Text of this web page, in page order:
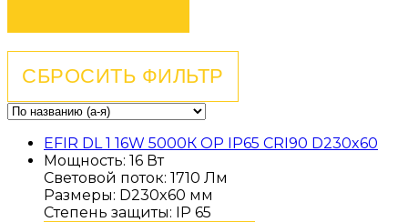
EFIR DL 1 16W 5000К OP IP65 CRI90 D230x60
Мощность: 16 Вт
Световой поток: 1710 Лм
Размеры: D230x60 мм
Степень защиты: IP 65